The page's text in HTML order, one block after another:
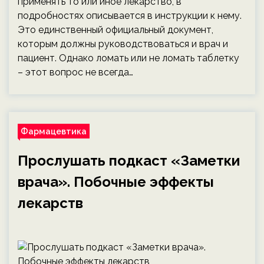
подробностях описывается в инструкции к нему.
Это единственный официальный документ,
которым должны руководствоваться и врач и
пациент. Однако ломать или не ломать таблетку
– этот вопрос не всегда…
Фармацевтика
Прослушать подкаст «Заметки
врача». Побочные эффекты
лекарств